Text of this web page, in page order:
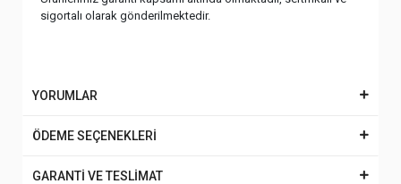
sigortalı olarak gönderilmektedir.
YORUMLAR
ÖDEME SEÇENEKLERİ
GARANTİ VE TESLİMAT